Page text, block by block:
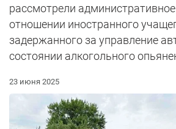
рассмотрели
отношении иностранного
задержанного за управление
состоянии алкогольного
23 июня 2025